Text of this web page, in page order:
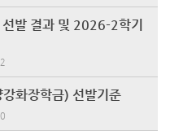
발 결과 및 2026-2학기
화장학금) 선발기준